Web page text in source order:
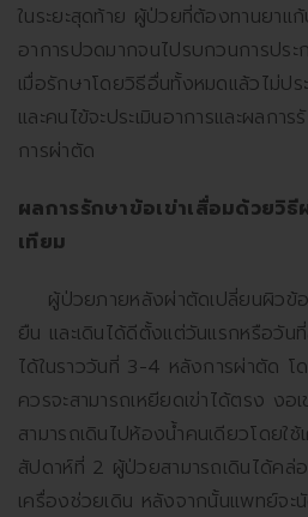
ในระยะสุดท้าย ผู้ป่วยที่ต้องทานยา
อาการปวดมากจนไปรบกวนการปร
เมื่อรักษาโดยวิธีอื่นทั้งหมดแล้วไม่ป
และคนไข้จะประเมินอาการและผลกา
การผ่าตัด
ผลการรักษาข้อเข่าเสื่อมด้วยวิ
เทียม
ผู้ป่วยภายหลังผ่าตัดเปลี่ยนผิวข้อ
ยืน และเดินได้ดีตั้งแต่วันแรกหรือวั
ได้ในราววันที่ 3-4 หลังการผ่าตัด
ควรจะสามารถเหยียดเข่าได้ตรง งอ
สามารถเดินไปห้องน้ำคนเดียวโดยใช้
สัปดาห์ที่ 2 ผู้ป่วยสามารถเดินได้คล่
เครื่องช่วยเดิน หลังจากนั้นแพทย์จ